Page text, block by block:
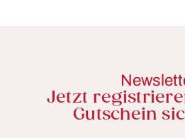
Jetzt
Gutschein